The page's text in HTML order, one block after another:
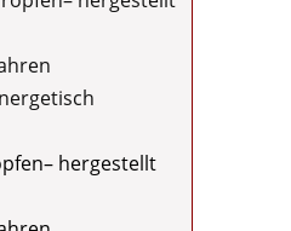
hergestellt